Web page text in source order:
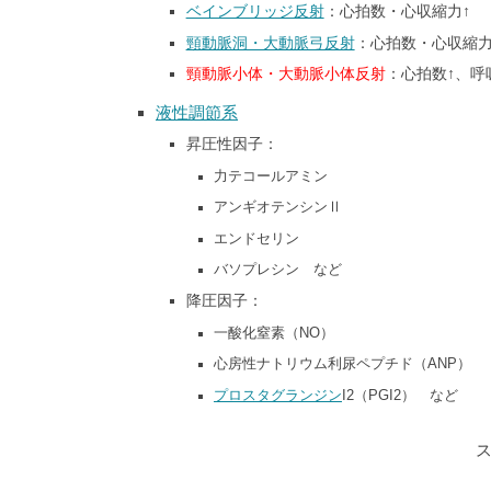
ベインブリッジ反射：心拍数・心収縮力↑
頸動脈洞・大動脈弓反射：心拍数・心収縮
頸動脈小体・大動脈小体反射：心拍数↑、呼
液性調節系
昇圧性因子：
力テコールアミン
アンギオテンシンⅡ
エンドセリン
バソプレシン など
降圧因子：
一酸化窒素（NO）
心房性ナトリウム利尿ペプチド（ANP）
プロスタグランジン I2（PGI2） など